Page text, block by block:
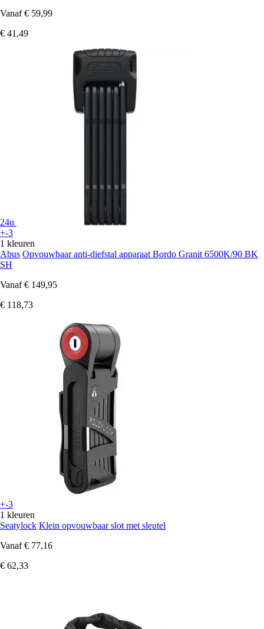
Vanaf € 59,99
€ 41,49
24u
+-3
1 kleuren
Abus Opvouwbaar anti-diefstal apparaat Bordo Granit 6500K/90 BK
SH
Vanaf € 149,95
€ 118,73
+-3
1 kleuren
Seatylock Klein opvouwbaar slot met sleutel
Vanaf € 77,16
€ 62,33